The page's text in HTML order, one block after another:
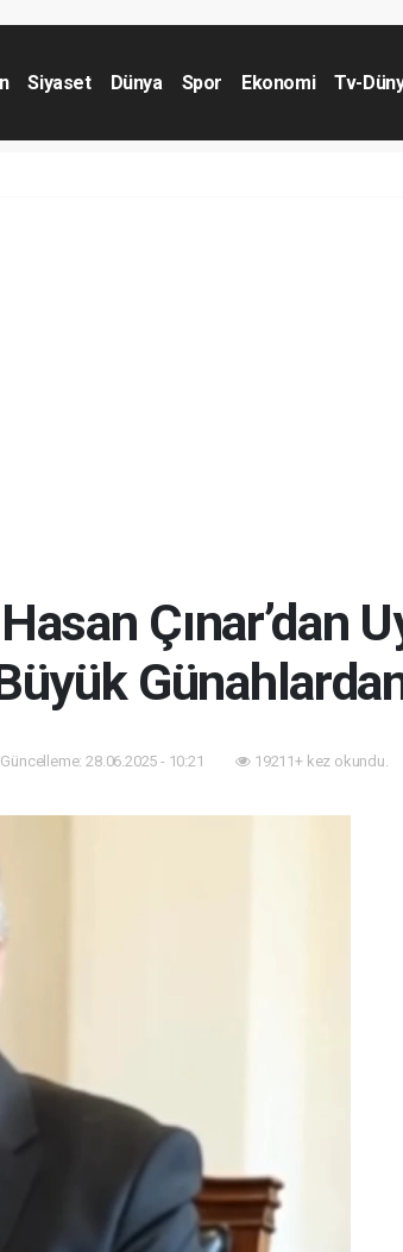
Siyaset Dünya Spor Ekonomi Tv-
Çınar’dan
28.06.2025 - 10:21 19211+ kez okundu.